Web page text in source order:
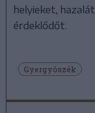
helyieket,
érdeklődőt.
Gyergyószék